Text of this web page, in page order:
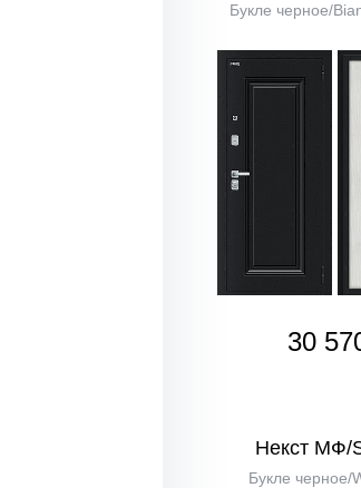
Букле черное/
30
Некст МФ/
Букле черное/